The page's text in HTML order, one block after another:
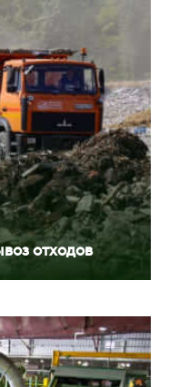
отходов